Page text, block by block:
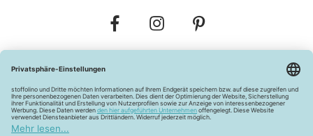
Widerrufsbelehrung Vertrag widerrufen
Barrierefreiheitserklärung